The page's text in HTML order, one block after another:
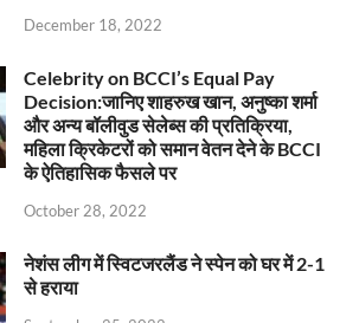
December 18, 2022
Celebrity on BCCI’s Equal Pay
Decision:जानिए शाहरुख खान, अनुष्का शर्मा
और अन्य बॉलीवुड सेलेब्स की प्रतिक्रिया,
महिला क्रिकेटरों को समान वेतन देने के BCCI
के ऐतिहासिक फैसले पर
October 28, 2022
नेशंस लीग में स्विटजरलैंड ने स्पेन को घर में 2-1
से हराया